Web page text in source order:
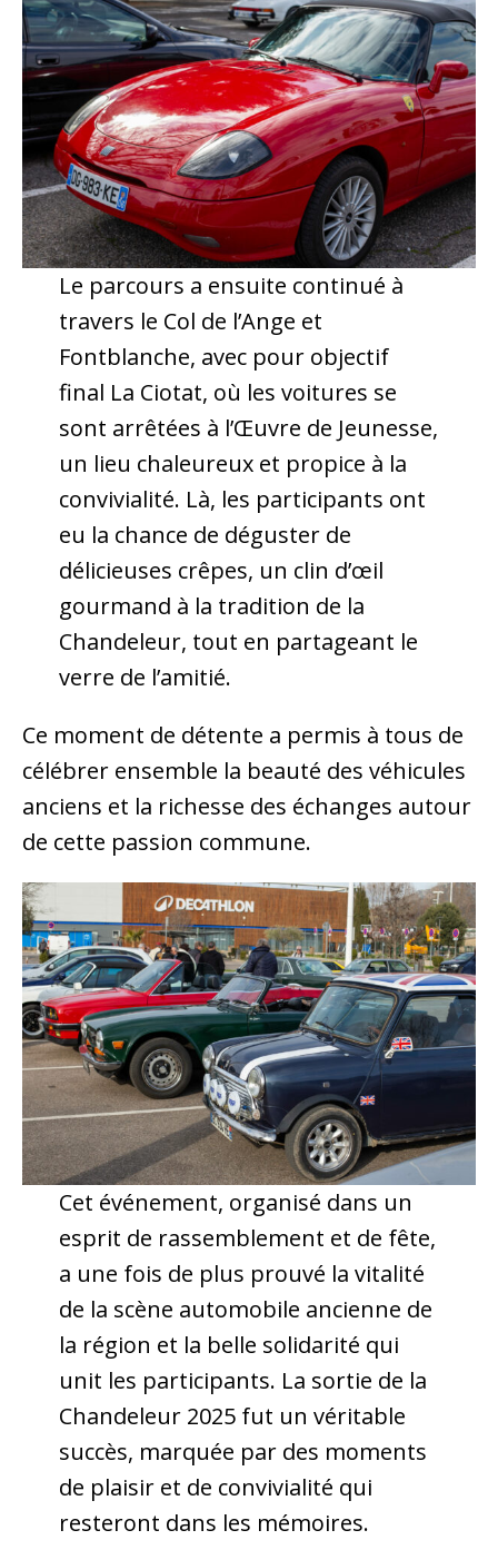
Le parcours a ensuite continué à
travers le Col de l’Ange et
Fontblanche, avec pour objectif
final La Ciotat, où les voitures se
sont arrêtées à l’Œuvre de Jeunesse,
un lieu chaleureux et propice à la
convivialité. Là, les participants ont
eu la chance de déguster de
délicieuses crêpes, un clin d’œil
gourmand à la tradition de la
Chandeleur, tout en partageant le
verre de l’amitié.
Ce moment de détente a permis à tous de
célébrer ensemble la beauté des véhicules
anciens et la richesse des échanges autour
de cette passion commune.
Cet événement, organisé dans un
esprit de rassemblement et de fête,
a une fois de plus prouvé la vitalité
de la scène automobile ancienne de
la région et la belle solidarité qui
unit les participants. La sortie de la
Chandeleur 2025 fut un véritable
succès, marquée par des moments
de plaisir et de convivialité qui
resteront dans les mémoires.